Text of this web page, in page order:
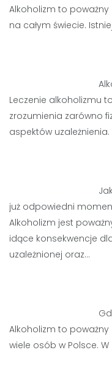
Alkoholizm to
na całym świecie.
Leczenie alkoholizmu
zrozumienia zarówno
aspektów uzależnienia.
już odpowiedni
Alkoholizm jest
idące konsekwencje
uzależnionej oraz…
Alkoholizm to
wiele osób w Polsce.